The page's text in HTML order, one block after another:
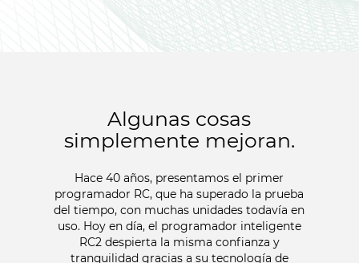
Algunas cosas
simplemente mejoran.
Hace 40 años, presentamos el primer
programador RC, que ha superado la prueba
del tiempo, con muchas unidades todavía en
uso. Hoy en día, el programador inteligente
RC2 despierta la misma confianza y
tranquilidad gracias a su tecnología de